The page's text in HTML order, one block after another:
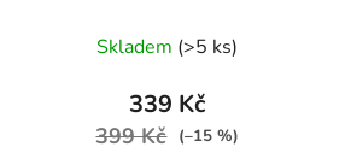
140 × 200 cm / 70 × 90 cm
Skladem (>5 ks)
339 Kč
399 Kč (–15 %)